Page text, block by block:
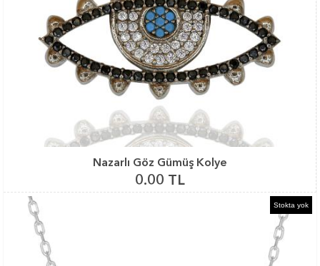
Nazarlı Göz Gümüş Kolye
0.00 TL
Stokta yok